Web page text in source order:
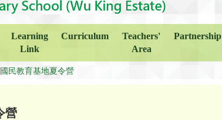
Learning
Link
Curriculum
Teachers'
Area
Partnership
民教育基地夏令營
營